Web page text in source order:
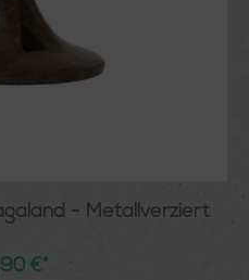
- Metallverziert
€*